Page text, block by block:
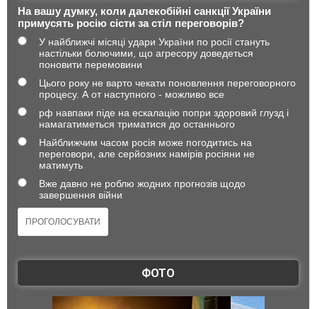
На вашу думку, коли далекобійні санкції України
примусять росію сісти за стіл переговорів?
У найближчі місяці удари України по росії стануть
настільки болючими, що агресору доведеться
поновити перемовини
Цього року не варто чекати поновлення переговорного
процесу. А от наступного - можливо все
рф навпаки піде на ескалацію попри здоровий глузд і
намагатиметься триматися до останнього
Найближчим часом росія може погодитись на
переговори, але серйозних намірів росіяни не
матимуть
Вже давно не роблю жодних прогнозів щодо
завершення війни
ФОТО